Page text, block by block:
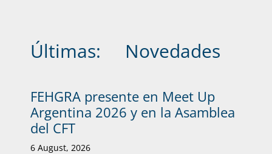
Últimas: Novedades
FEHGRA presente en Meet Up
Argentina 2026 y en la Asamblea
del CFT
6 August, 2026